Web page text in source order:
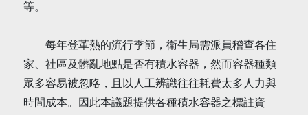
等。
每年登革熱的流行季節，衛生局需派員稽查各住
家、社區及髒亂地點是否有積水容器，然而容器種類
眾多容易被忽略，且以人工辨識往往耗費太多人力與
時間成本。因此本議題提供各種積水容器之標註資